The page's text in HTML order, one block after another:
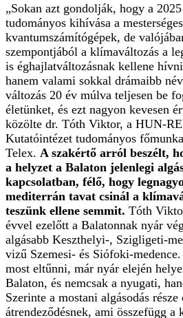
„Sokan azt gondolják, hogy a
tudományos kihívása a
kvantumszámítógépek, de
szempontjából a klímaváltozás a
is éghajlatváltozásnak kellene
hanem valami sokkal drámaibb
változás 20 év múlva teljesen be
életünket, és ezt nagyon kevesen
közölte dr. Tóth Viktor, a HUN-
Kutatóintézet tudományos
Telex. A szakértő arról beszélt,
a helyzet a Balaton jelenlegi
kapcsolatban, félő, hogy
mediterrán tavat csinál a
teszünk ellene semmit. Tóth
évvel ezelőtt a Balatonnak nyár
algásabb Keszthelyi-, Szigligeti-
vizű Szemesi- és Siófoki-
most eltűnni, már nyár elején
Balaton, és nemcsak a nyugati,
Szerinte a mostani algásodás
átrendeződésnek, ami összefügg a